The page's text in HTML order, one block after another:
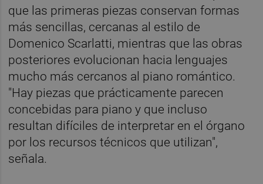
que las primeras piezas conservan formas
más sencillas, cercanas al estilo de
Domenico Scarlatti, mientras que las obras
posteriores evolucionan hacia lenguajes
mucho más cercanos al piano romántico.
"Hay piezas que prácticamente parecen
concebidas para piano y que incluso
resultan difíciles de interpretar en el órgano
por los recursos técnicos que utilizan",
señala.